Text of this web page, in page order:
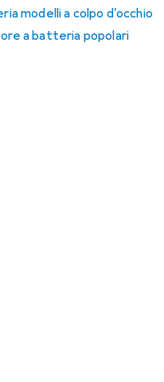
modelli a colpo d'occhio
a batteria popolari